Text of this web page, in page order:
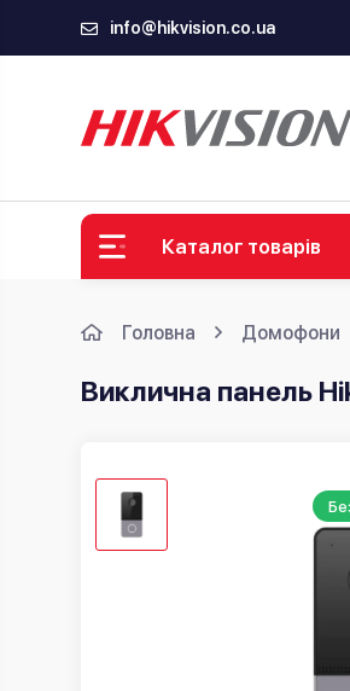
info@hikvision.co.ua
Каталог товарів
Головна Домофони
Виклична панель